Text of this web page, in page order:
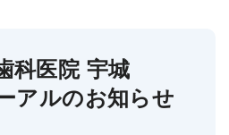
科医院 宇城
アルのお知らせ